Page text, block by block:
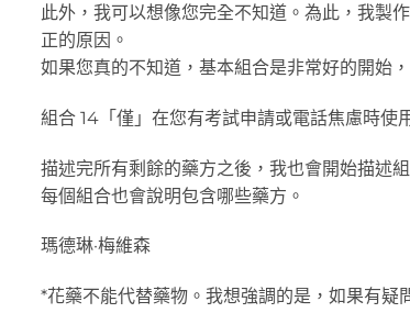
此外，我可以想像您完全不知道。為此，我製
正的原因。
如果您真的不知道，基本組合是非常好的開始
組合 14「僅」在您有考試申請或電話焦慮時使
描述完所有剩餘的藥方之後，我也會開始描述組
每個組合也會說明包含哪些藥方。
瑪德琳·梅維森
*花藥不能代替藥物。我想強調的是，如果有疑